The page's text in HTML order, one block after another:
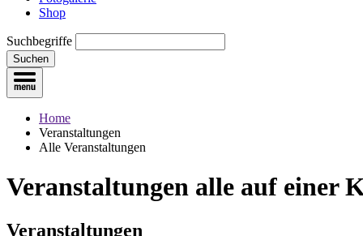
Shop
Suchbegriffe
Suchen
Home
Veranstaltungen
Alle Veranstaltungen
Veranstaltungen alle auf einer
Veranstaltungen